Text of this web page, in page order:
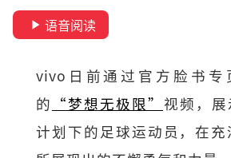
语音阅读
vivo日前通过官方脸书专
的 “梦想无极限” 视频，
计划下的足球运动员，在